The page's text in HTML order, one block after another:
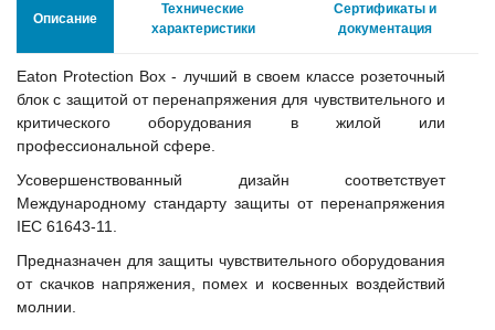
Описание
Технические
характеристики
Сертификаты и
документация
Eaton Protection Box - лучший в своем классе розеточный
блок с защитой от перенапряжения для чувствительного и
критического оборудования в жилой или
профессиональной сфере.
Усовершенствованный дизайн соответствует
Международному стандарту защиты от перенапряжения
IEC 61643-11.
Предназначен для защиты чувствительного оборудования
от скачков напряжения, помех и косвенных воздействий
молнии.